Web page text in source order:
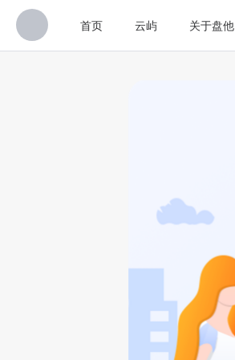
首页 云屿 关于盘他